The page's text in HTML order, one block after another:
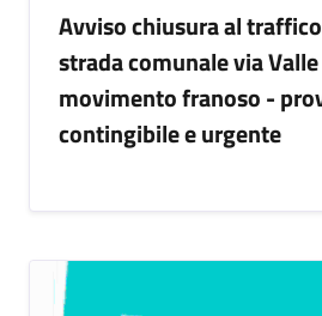
Avviso chiusura al
strada comunale via
movimento franoso -
contingibile e urgente